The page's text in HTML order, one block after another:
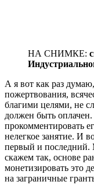
НА СНИМКЕ:
А я вот как раз
пожертвования,
благими целями, не
должен быть оплачен.
прокомментировать
нелегкое занятие. И
первый и последний.
скажем так, основе
монетизировать это
на заграничные